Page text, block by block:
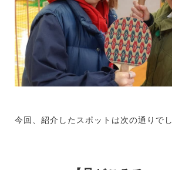
今回、紹介したスポットは次の通りでし